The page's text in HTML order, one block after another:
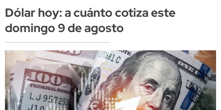
Dólar hoy: a cuánto cotiza este
domingo 9 de agosto